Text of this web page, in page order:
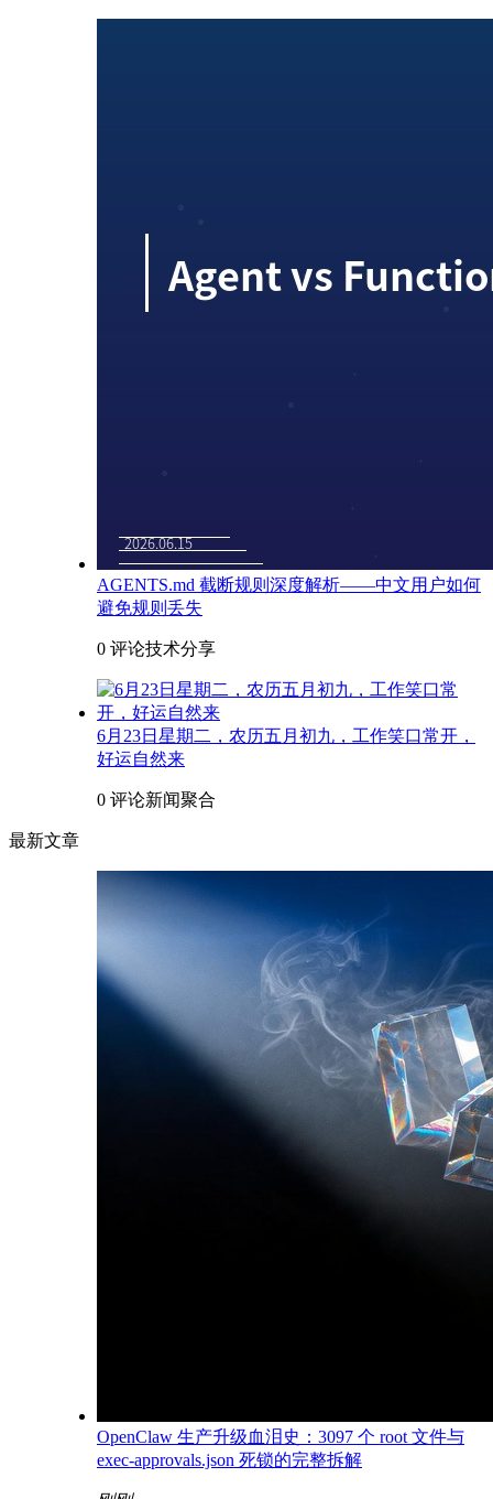
AGENTS.md 截断规则深度解析——中文用户如何
避免规则丢失
0 评论技术分享
6月23日星期二，农历五月初九，工作笑口常开，
好运自然来
0 评论新闻聚合
最新文章
OpenClaw 生产升级血泪史：3097 个 root 文件与
exec-approvals.json 死锁的完整拆解